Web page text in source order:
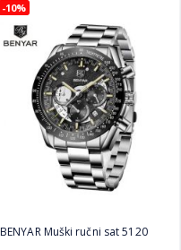
-10%
BENYAR Muški ručni sat 5120